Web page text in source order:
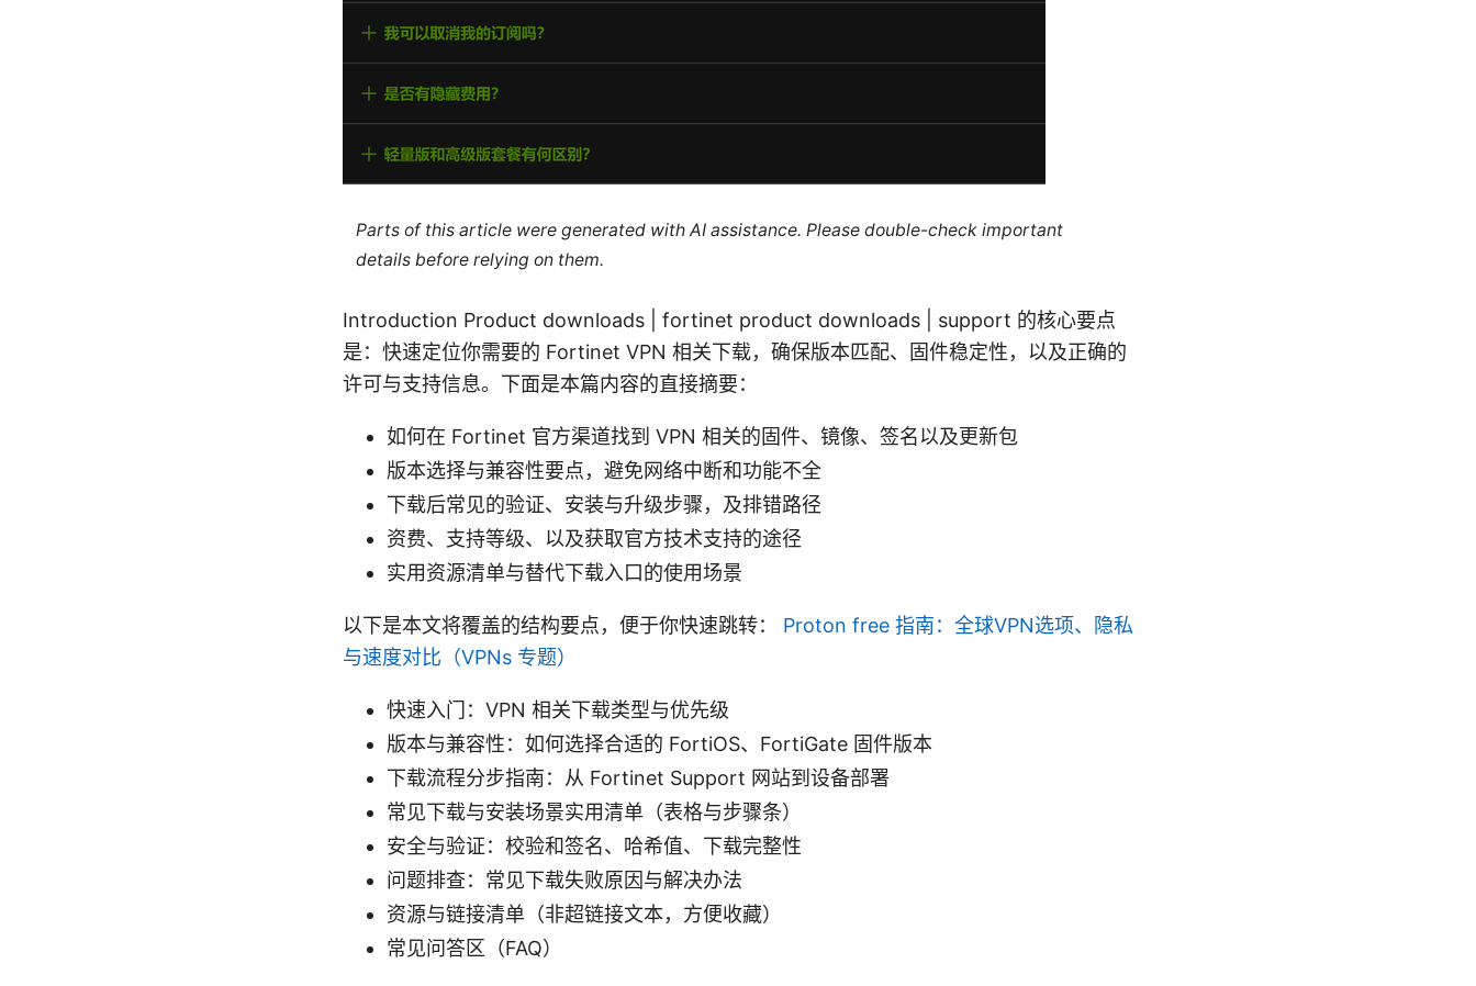
Parts of this article were generated with AI assistance. Please double-check important
details before relying on them.
Introduction Product downloads | fortinet product downloads | support 的核心要点
是：快速定位你需要的 Fortinet VPN 相关下载，确保版本匹配、固件稳定性，以及正确的
许可与支持信息。下面是本篇内容的直接摘要：
如何在 Fortinet 官方渠道找到 VPN 相关的固件、镜像、签名以及更新包
版本选择与兼容性要点，避免网络中断和功能不全
下载后常见的验证、安装与升级步骤，及排错路径
资费、支持等级、以及获取官方技术支持的途径
实用资源清单与替代下载入口的使用场景
以下是本文将覆盖的结构要点，便于你快速跳转： Proton free 指南：全球VPN选项、隐私
与速度对比（VPNs 专题）
快速入门：VPN 相关下载类型与优先级
版本与兼容性：如何选择合适的 FortiOS、FortiGate 固件版本
下载流程分步指南：从 Fortinet Support 网站到设备部署
常见下载与安装场景实用清单（表格与步骤条）
安全与验证：校验和签名、哈希值、下载完整性
问题排查：常见下载失败原因与解决办法
资源与链接清单（非超链接文本，方便收藏）
常见问答区（FAQ）